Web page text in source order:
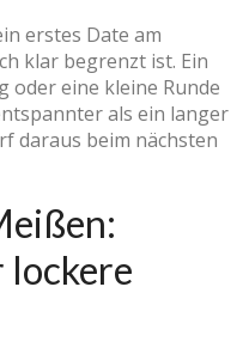
erstes Date am
klar begrenzt ist. Ein
oder eine kleine Runde
als ein langer
daraus beim nächsten
lockere